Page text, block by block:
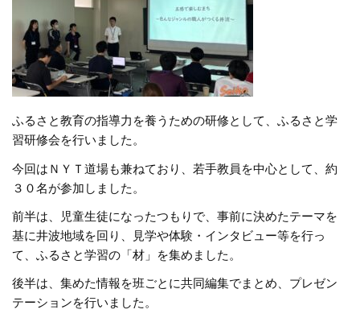
ふるさと教育の指導力を養うための研修として、ふるさと学
習研修会を行いました。
今回はＮＹＴ道場も兼ねており、若手教員を中心として、約
３０名が参加しました。
前半は、児童生徒になったつもりで、事前に決めたテーマを
基に井波地域を回り、見学や体験・インタビュー等を行っ
て、ふるさと学習の「材」を集めました。
後半は、集めた情報を班ごとに共同編集でまとめ、プレゼン
テーションを行いました。